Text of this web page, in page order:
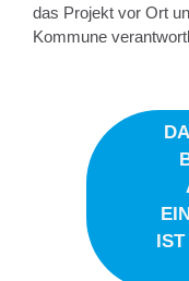
das Projekt vor Ort
Kommune